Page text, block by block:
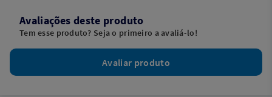
Avaliações deste produto
Tem esse produto? Seja o primeiro a avaliá-lo!
Avaliar produto